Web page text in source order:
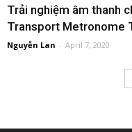
Trải nghiệm âm thanh
Transport Metronome
Nguyễn Lan - April 7, 2020